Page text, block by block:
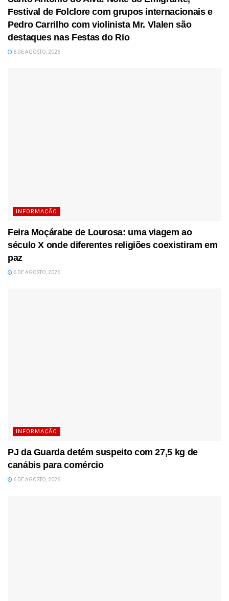
Festival de Folclore com grupos internacionais e
Pedro Carrilho com violinista Mr. Vlalen são
destaques nas Festas do Rio
6 DE AGOSTO, 2026
INFORMAÇÃO
Feira Moçárabe de Lourosa: uma viagem ao
século X onde diferentes religiões coexistiram em
paz
6 DE AGOSTO, 2026
INFORMAÇÃO
PJ da Guarda detém suspeito com 27,5 kg de
canábis para comércio
6 DE AGOSTO, 2026